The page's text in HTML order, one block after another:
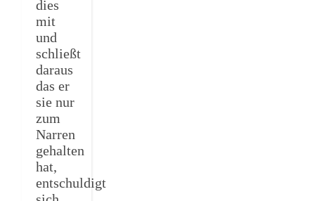
dies
mit
und
schließt
daraus
das er
sie nur
zum
Narren
gehalten
hat,
entschuldigt